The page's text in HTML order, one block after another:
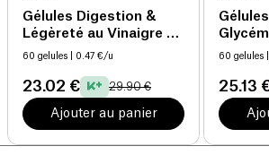
Gélules Digestion &
Légèreté au Vinaigre de
Cidre bio
60 gelules | 0.47 €/u
23.02 € 29.90 €
Ajouter au panier
60 gelules
25.13